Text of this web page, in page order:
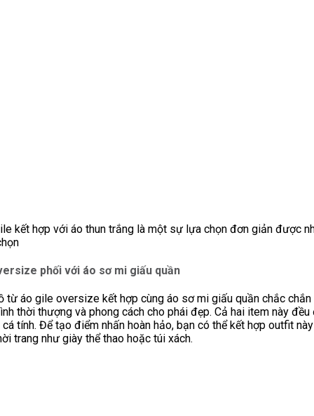
kết hợp với áo thun trắng là một sự lựa chọn đơn giản được
phối với áo sơ mi giấu quần
từ áo gile oversize kết hợp cùng áo sơ mi giấu quần chắc chắn
thời thượng và phong cách cho phái đẹp. Cả hai item này
cá tính. Để tạo điểm nhấn hoàn hảo, bạn có thể kết hợp outfit
trang như giày thể thao hoặc túi xách.